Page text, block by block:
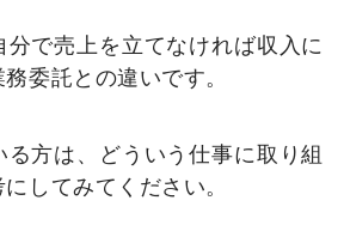
で売上を立てなければ収入に
委託との違いです。
方は、どういう仕事に取り組
してみてください。